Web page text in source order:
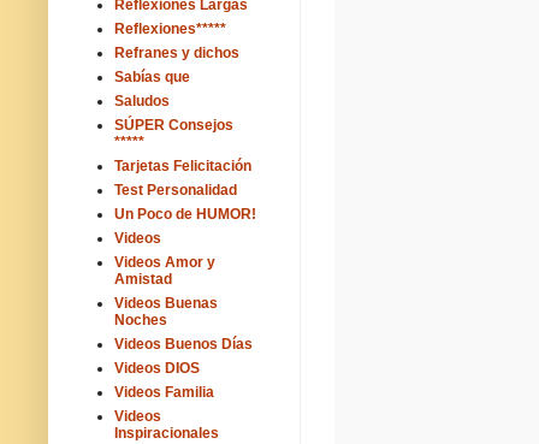
Reflexiones Largas
Reflexiones*****
Refranes y dichos
Sabías que
Saludos
SÚPER Consejos
*****
Tarjetas Felicitación
Test Personalidad
Un Poco de HUMOR!
Videos
Videos Amor y
Amistad
Videos Buenas
Noches
Videos Buenos Días
Videos DIOS
Videos Familia
Videos
Inspiracionales